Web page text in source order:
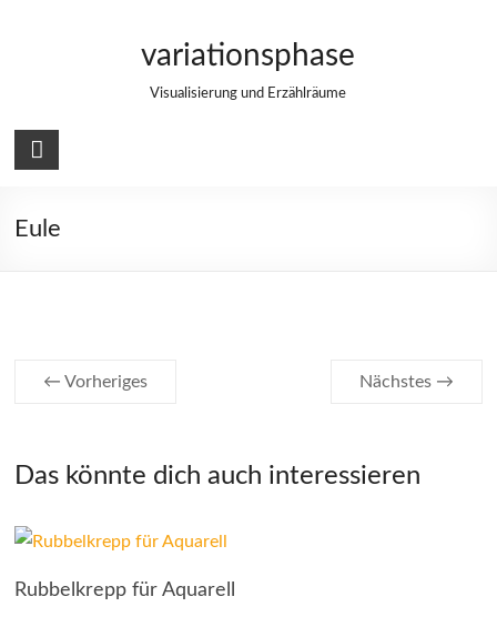
variationsphase
Visualisierung und Erzählräume
Eule
← Vorheriges Nächstes →
Das könnte dich auch interessieren
Rubbelkrepp für Aquarell